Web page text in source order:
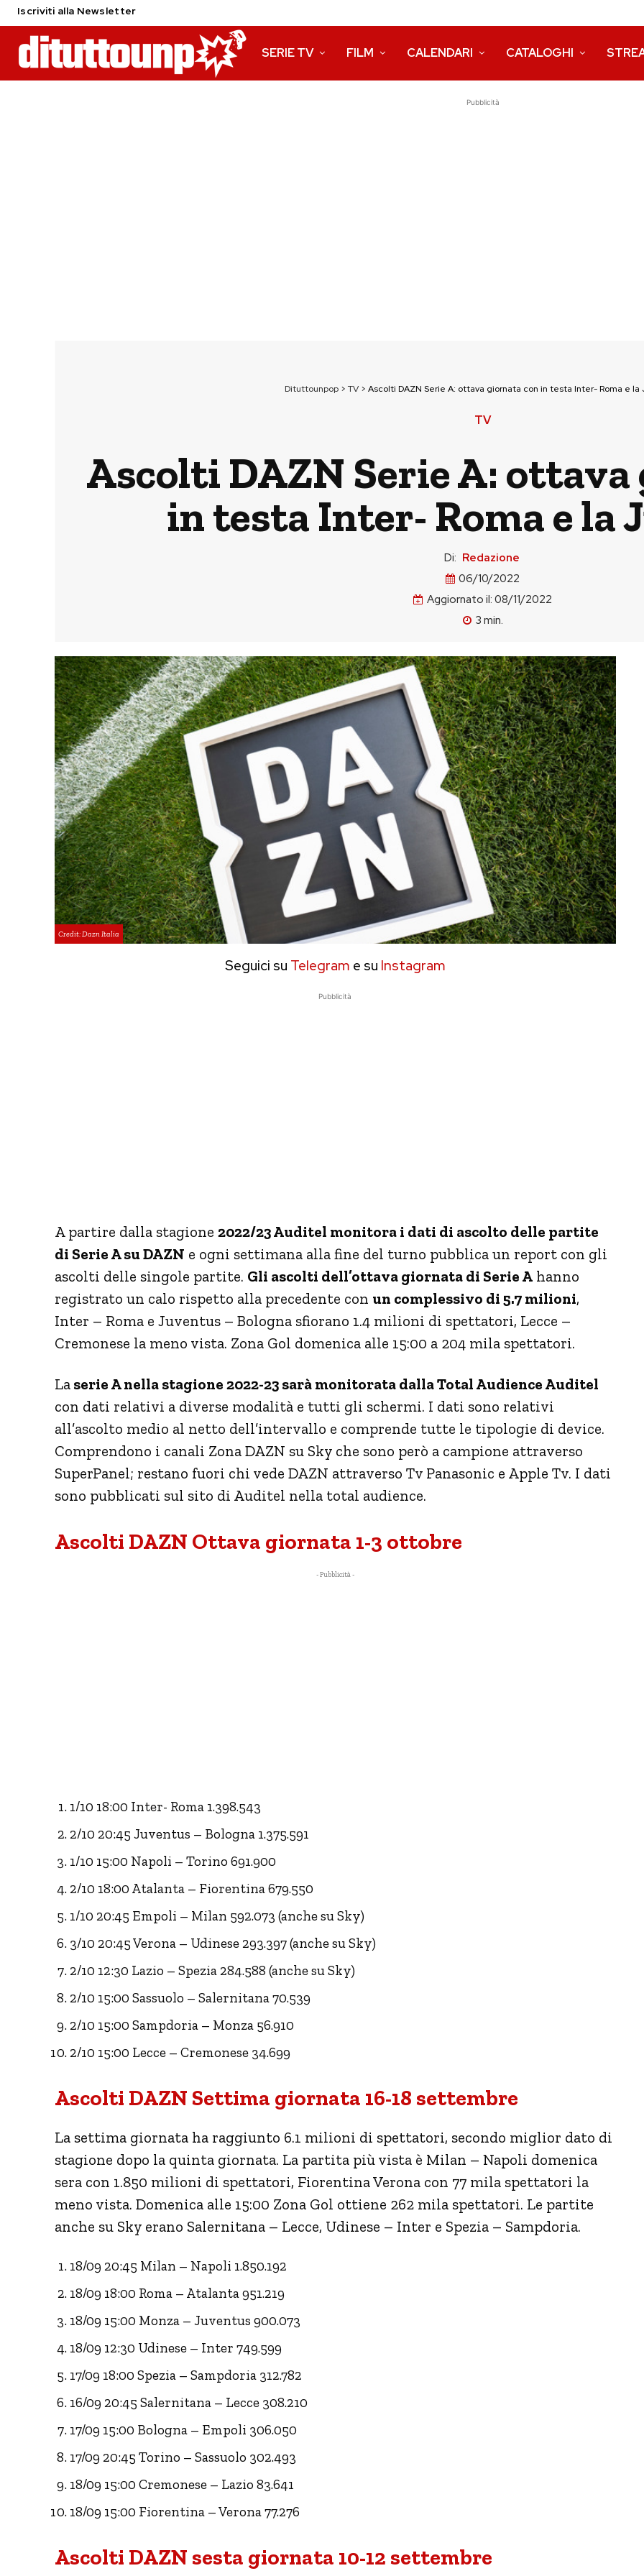
Iscriviti alla Newsletter
SERIE TV FILM CALENDARI CATALOGHI
Pubblicità
Dituttounpop > TV > Ascolti DAZN Serie A: ottava giornata con in testa Inter- Roma e la
TV
Ascolti DAZN Serie A:
in testa Inter- Roma e la
Di: Redazione
06/10/2022
Aggiornato il: 08/11/2022
3 min.
Credit: Dazn Italia
Seguici su Telegram e su Instagram
Pubblicità
A partire dalla stagione 2022/23 Auditel monitora i dati di ascolto delle partite
di Serie A su DAZN e ogni settimana alla fine del turno pubblica un report con gli
ascolti delle singole partite. Gli ascolti dell’ottava giornata di Serie A hanno
registrato un calo rispetto alla precedente con un complessivo di 5.7 milioni,
Inter – Roma e Juventus – Bologna sfiorano 1.4 milioni di spettatori, Lecce –
Cremonese la meno vista. Zona Gol domenica alle 15:00 a 204 mila spettatori.
La serie A nella stagione 2022-23 sarà monitorata dalla Total Audience Auditel
con dati relativi a diverse modalità e tutti gli schermi. I dati sono relativi
all’ascolto medio al netto dell’intervallo e comprende tutte le tipologie di device.
Comprendono i canali Zona DAZN su Sky che sono però a campione attraverso
SuperPanel; restano fuori chi vede DAZN attraverso Tv Panasonic e Apple Tv. I dati
sono pubblicati sul sito di Auditel nella total audience.
Ascolti DAZN Ottava giornata 1-3 ottobre
- Pubblicità -
1/10 18:00 Inter- Roma 1.398.543
2/10 20:45 Juventus – Bologna 1.375.591
1/10 15:00 Napoli – Torino 691.900
2/10 18:00 Atalanta – Fiorentina 679.550
1/10 20:45 Empoli – Milan 592.073 (anche su Sky)
3/10 20:45 Verona – Udinese 293.397 (anche su Sky)
2/10 12:30 Lazio – Spezia 284.588 (anche su Sky)
2/10 15:00 Sassuolo – Salernitana 70.539
2/10 15:00 Sampdoria – Monza 56.910
2/10 15:00 Lecce – Cremonese 34.699
Ascolti DAZN Settima giornata 16-18 settembre
La settima giornata ha raggiunto 6.1 milioni di spettatori, secondo miglior dato di
stagione dopo la quinta giornata. La partita più vista è Milan – Napoli domenica
sera con 1.850 milioni di spettatori, Fiorentina Verona con 77 mila spettatori la
meno vista. Domenica alle 15:00 Zona Gol ottiene 262 mila spettatori. Le partite
anche su Sky erano Salernitana – Lecce, Udinese – Inter e Spezia – Sampdoria.
18/09 20:45 Milan – Napoli 1.850.192
18/09 18:00 Roma – Atalanta 951.219
18/09 15:00 Monza – Juventus 900.073
18/09 12:30 Udinese – Inter 749.599
17/09 18:00 Spezia – Sampdoria 312.782
16/09 20:45 Salernitana – Lecce 308.210
17/09 15:00 Bologna – Empoli 306.050
17/09 20:45 Torino – Sassuolo 302.493
18/09 15:00 Cremonese – Lazio 83.641
18/09 15:00 Fiorentina – Verona 77.276
Ascolti DAZN sesta giornata 10-12 settembre